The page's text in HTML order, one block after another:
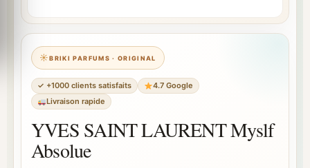
BRIKI PARFUMS · ORIGINAL
✓ +1000 clients satisfaits
4.7 Google
Livraison rapide
YVES SAINT LAURENT Myslf
Absolue